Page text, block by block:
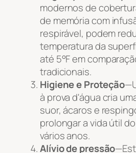
modernos de
de memória com
respirável, podem
temperatura da
até 5°F em
tradicionais.
Higiene e Proteção
à prova d'água cria
suor, ácaros e
prolongar a vida útil
vários anos.
Alívio de pressão